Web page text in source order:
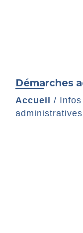
Démarches
Accueil /
administratives